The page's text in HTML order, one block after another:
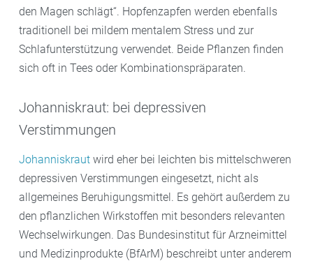
den Magen schlägt“. Hopfenzapfen werden ebenfalls
traditionell bei mildem mentalem Stress und zur
Schlafunterstützung verwendet. Beide Pflanzen finden
sich oft in Tees oder Kombinationspräparaten.
Johanniskraut: bei depressiven
Verstimmungen
Johanniskraut wird eher bei leichten bis mittelschweren
depressiven Verstimmungen eingesetzt, nicht als
allgemeines Beruhigungsmittel. Es gehört außerdem zu
den pflanzlichen Wirkstoffen mit besonders relevanten
Wechselwirkungen. Das Bundesinstitut für Arzneimittel
und Medizinprodukte (BfArM) beschreibt unter anderem